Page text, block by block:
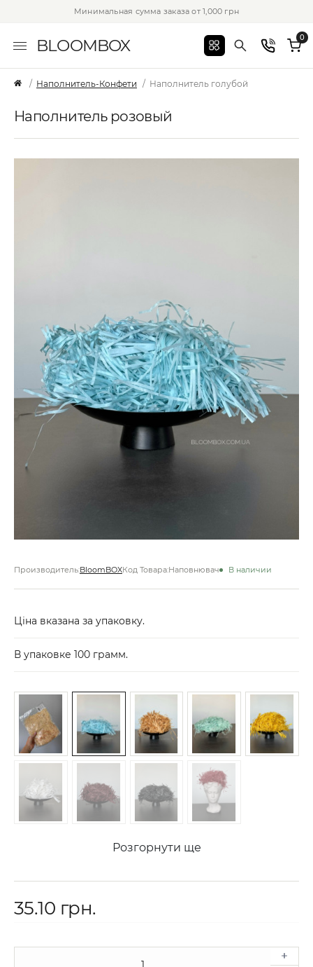
Минимальная сумма заказа от 1,000 грн
BLOOMBOX 0
Наполнитель-Конфети Наполнитель голубой
Наполнитель розовый
Производитель:BloomBOXКод Товара:Наповнювач В наличии
Ціна вказана за упаковку.
В упаковке 100 грамм.
Розгорнути ще
35.10 грн.